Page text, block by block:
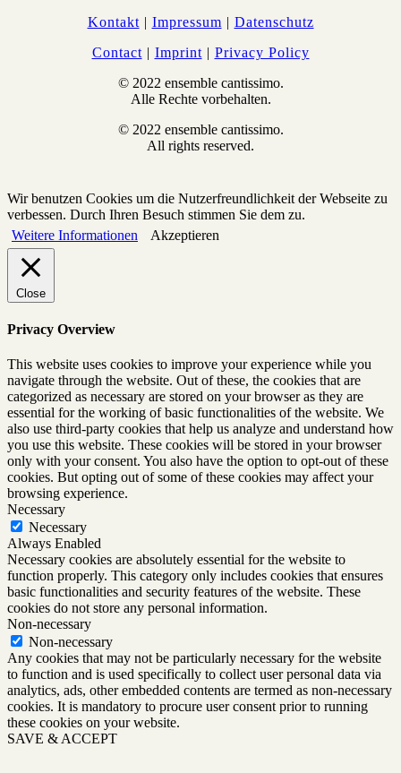
Kontakt | Impressum | Datenschutz
Contact | Imprint | Privacy Policy
© 2022 ensemble cantissimo.
Alle Rechte vorbehalten.
© 2022 ensemble cantissimo.
All rights reserved.
Wir benutzen Cookies um die Nutzerfreundlichkeit der Webseite zu
verbessen. Durch Ihren Besuch stimmen Sie dem zu.
Weitere Informationen
Akzeptieren
Close
Privacy Overview
This website uses cookies to improve your experience while you
navigate through the website. Out of these, the cookies that are
categorized as necessary are stored on your browser as they are
essential for the working of basic functionalities of the website. We
also use third-party cookies that help us analyze and understand how
you use this website. These cookies will be stored in your browser
only with your consent. You also have the option to opt-out of these
cookies. But opting out of some of these cookies may affect your
browsing experience.
Necessary
Necessary
Always Enabled
Necessary cookies are absolutely essential for the website to
function properly. This category only includes cookies that ensures
basic functionalities and security features of the website. These
cookies do not store any personal information.
Non-necessary
Non-necessary
Any cookies that may not be particularly necessary for the website
to function and is used specifically to collect user personal data via
analytics, ads, other embedded contents are termed as non-necessary
cookies. It is mandatory to procure user consent prior to running
these cookies on your website.
SAVE & ACCEPT